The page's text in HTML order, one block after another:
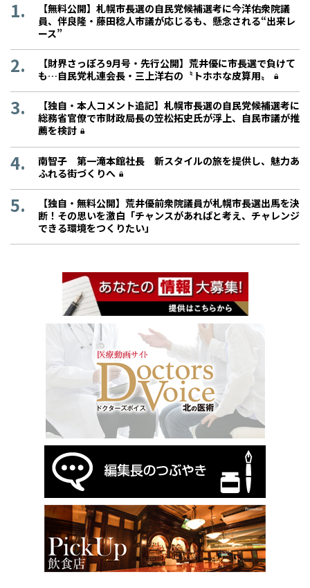
【無料公開】札幌市長選の自民党候補選考に今洋佑衆院議
員、伴良隆・藤田稔人市議が応じるも、懸念される“出来レ
ース”
【財界さっぽろ9月号・先行公開】荒井優に市長選で負けて
も…自民党札連会長・三上洋右の〝トホホな皮算用〟
【独自・本人コメント追記】札幌市長選の自民党候補選考に
総務省官僚で市財政局長の笠松拓史氏が浮上、自民市議が推
薦を検討
南智子 第一滝本館社長 新スタイルの旅を提供し、魅力あ
ふれる街づくりへ
【独自・無料公開】荒井優前衆院議員が札幌市長選出馬を決
断！その思いを激白「チャンスがあればと考え、チャレンジ
できる環境をつくりたい」